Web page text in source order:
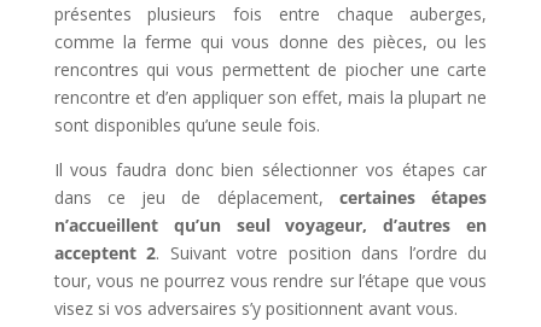
présentes plusieurs fois entre chaque auberges,
comme la ferme qui vous donne des pièces, ou les
rencontres qui vous permettent de piocher une carte
rencontre et d’en appliquer son effet, mais la plupart ne
sont disponibles qu’une seule fois.
Il vous faudra donc bien sélectionner vos étapes car
dans ce jeu de déplacement, certaines étapes
n’accueillent qu’un seul voyageur, d’autres en
acceptent 2. Suivant votre position dans l’ordre du
tour, vous ne pourrez vous rendre sur l’étape que vous
visez si vos adversaires s’y positionnent avant vous.